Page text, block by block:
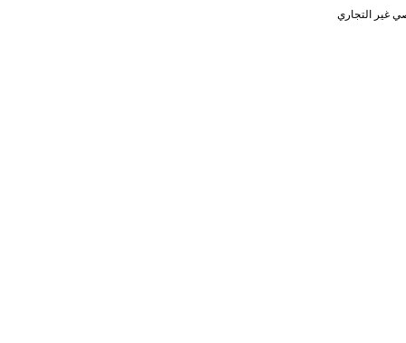
غير التجاري